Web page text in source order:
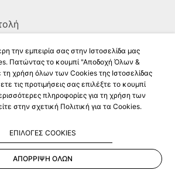
2026 | All rights reserved
την εμπειρία σας στην Ιστοσελίδα μας
Πατώντας το κουμπί "Αποδοχή Όλων &
χρήση όλων των Cookies της Ιστοσελίδας
τις προτιμήσεις σας επιλέξτε το κουμπί
πληροφορίες για τη χρήση των
στην σχετική Πολιτική για τα Cookies.
ΕΠΙΛΟΓΕΣ COOKIES
ΑΠΟΡΡΙΨΗ ΟΛΩΝ